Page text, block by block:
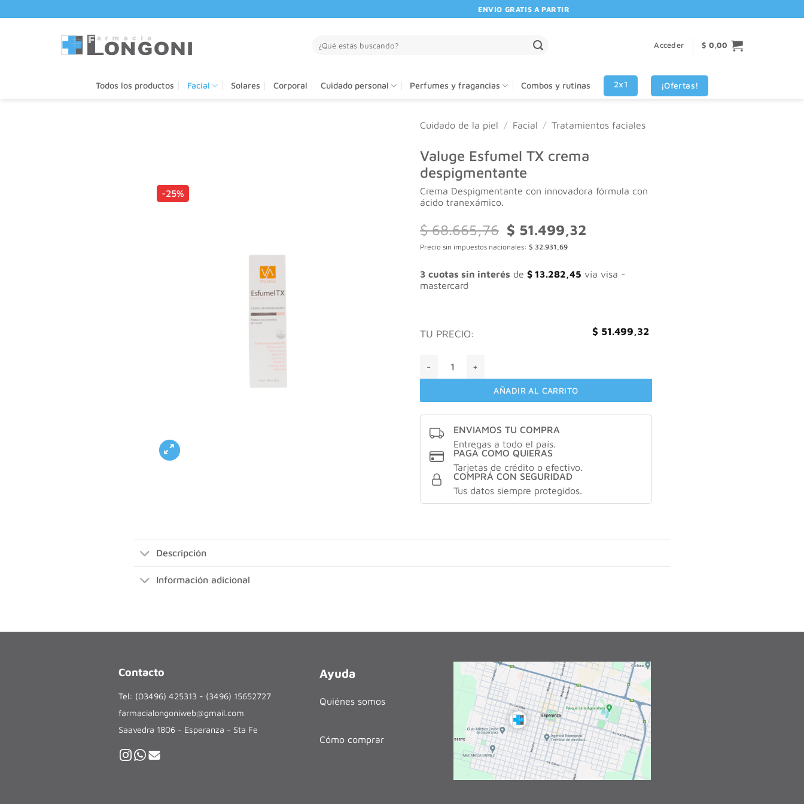
al
ENVIO GRATIS A PARTIR DE $80.000! 🚚 | 💳 3 CUOTAS SIN INTERES VISA - MASTERCARD
por:
Acceder $ 0,00
Todos los productos Facial Solares Corporal Cuidado personal Perfumes y fragancias Combos y rutinas 2x1 ¡Ofertas!
-25%
Cuidado de la piel / Facial / Tratamientos faciales
Valuge Esfumel TX crema
despigmentante
Crema Despigmentante con innovadora fórmula con
ácido tranexámico.
$68.665,76 El
precio
original
$ 68.665,76.
$ 51.499,32
$ 51.499,32.
Precio sin impuestos nacionales: $ 32.931,69
3 cuotas sin interés de $ 13.282,45 vía visa -
mastercard
TU PRECIO: $ 51.499,32
AÑADIR AL CARRITO
ENVIAMOS TU COMPRA
Entregas a todo el país.
PAGÁ COMO QUIERAS
Tarjetas de crédito o efectivo.
COMPRÁ CON SEGURIDAD
Tus datos siempre protegidos.
Descripción
Información adicional
Contacto
Tel: (03496) 425313 - (3496) 15652727
farmacialongoniweb@gmail.com
Saavedra 1806 - Esperanza - Sta Fe
Ayuda
Quiénes somos
Cómo comprar